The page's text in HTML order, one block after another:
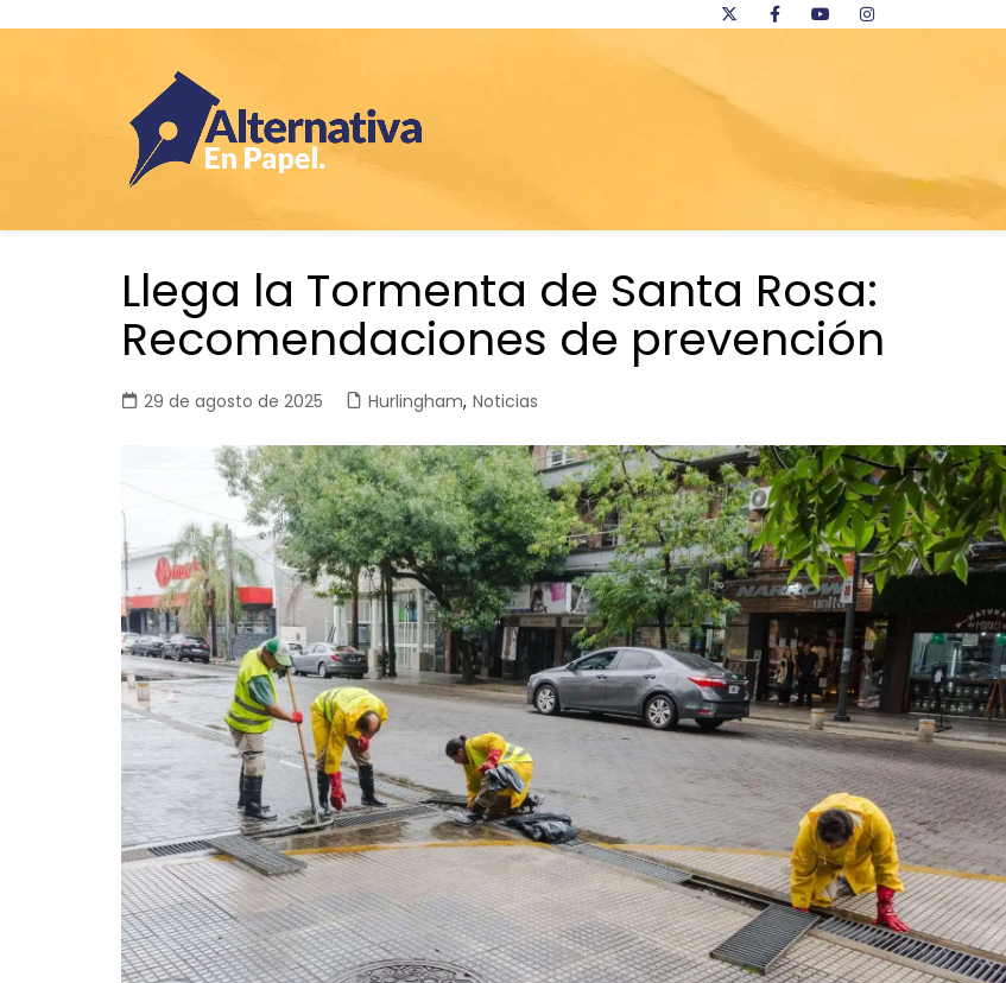
Llega la Tormenta de Santa Rosa:
Recomendaciones de prevención
29 de agosto de 2025 Hurlingham, Noticias